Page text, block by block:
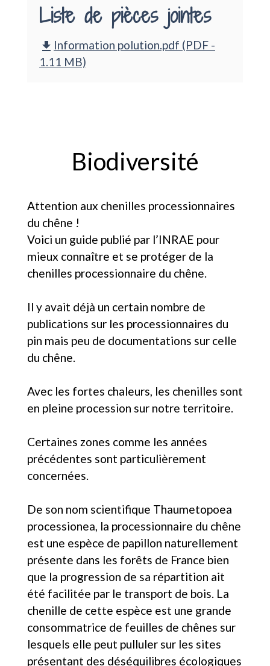
Liste de pièces jointes
file_download Information polution.pdf (PDF -
1.11 MB)
Biodiversité
Attention aux chenilles processionnaires
du chêne !
Voici un guide publié par l’INRAE pour
mieux connaître et se protéger de la
chenilles processionnaire du chêne.
Il y avait déjà un certain nombre de
publications sur les processionnaires du
pin mais peu de documentations sur celle
du chêne.
Avec les fortes chaleurs, les chenilles sont
en pleine procession sur notre territoire.
Certaines zones comme les années
précédentes sont particulièrement
concernées.
De son nom scientifique Thaumetopoea
processionea, la processionnaire du chêne
est une espèce de papillon naturellement
présente dans les forêts de France bien
que la progression de sa répartition ait
été facilitée par le transport de bois. La
chenille de cette espèce est une grande
consommatrice de feuilles de chênes sur
lesquels elle peut pulluler sur les sites
présentant des déséquilibres écologiques